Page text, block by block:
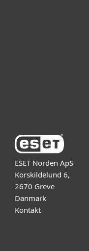
ESET Norden ApS
Korskildelund 6,
2670 Greve
Danmark
Kontakt